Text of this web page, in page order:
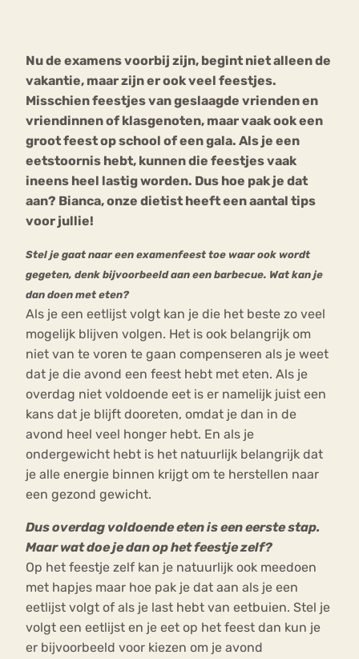
Nu de examens voorbij zijn, begint niet alleen de
vakantie, maar zijn er ook veel feestjes.
Misschien feestjes van geslaagde vrienden en
vriendinnen of klasgenoten, maar vaak ook een
groot feest op school of een gala. Als je een
eetstoornis hebt, kunnen die feestjes vaak
ineens heel lastig worden. Dus hoe pak je dat
aan? Bianca, onze dietist heeft een aantal tips
voor jullie!
Stel je gaat naar een examenfeest toe waar ook wordt
gegeten, denk bijvoorbeeld aan een barbecue. Wat kan je
dan doen met eten?
Als je een eetlijst volgt kan je die het beste zo veel
mogelijk blijven volgen. Het is ook belangrijk om
niet van te voren te gaan compenseren als je weet
dat je die avond een feest hebt met eten. Als je
overdag niet voldoende eet is er namelijk juist een
kans dat je blijft dooreten, omdat je dan in de
avond heel veel honger hebt. En als je
ondergewicht hebt is het natuurlijk belangrijk dat
je alle energie binnen krijgt om te herstellen naar
een gezond gewicht.
Dus overdag voldoende eten is een eerste stap.
Maar wat doe je dan op het feestje zelf?
Op het feestje zelf kan je natuurlijk ook meedoen
met hapjes maar hoe pak je dat aan als je een
eetlijst volgt of als je last hebt van eetbuien. Stel je
volgt een eetlijst en je eet op het feest dan kun je
er bijvoorbeeld voor kiezen om je avond
Chat
Forum
mia
Nerv
osa
Eetstoornis Anorexia Nervosa
Eetbuien Piekeren Sport
Trauma
Orthorexia
Afvallen Angst